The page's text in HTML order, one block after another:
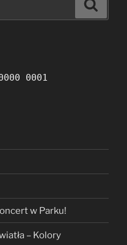
0001
w Parku!
– Kolory